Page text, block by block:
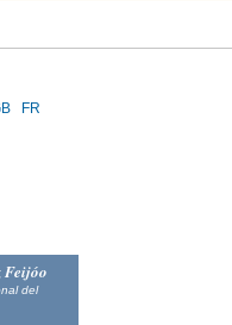
FR
Feijóo
del